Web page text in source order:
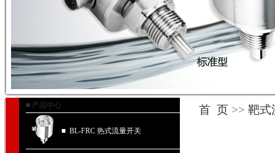
■ 产品中心
■ BL-FRC 热式流量开关
首 页 >> 靶式